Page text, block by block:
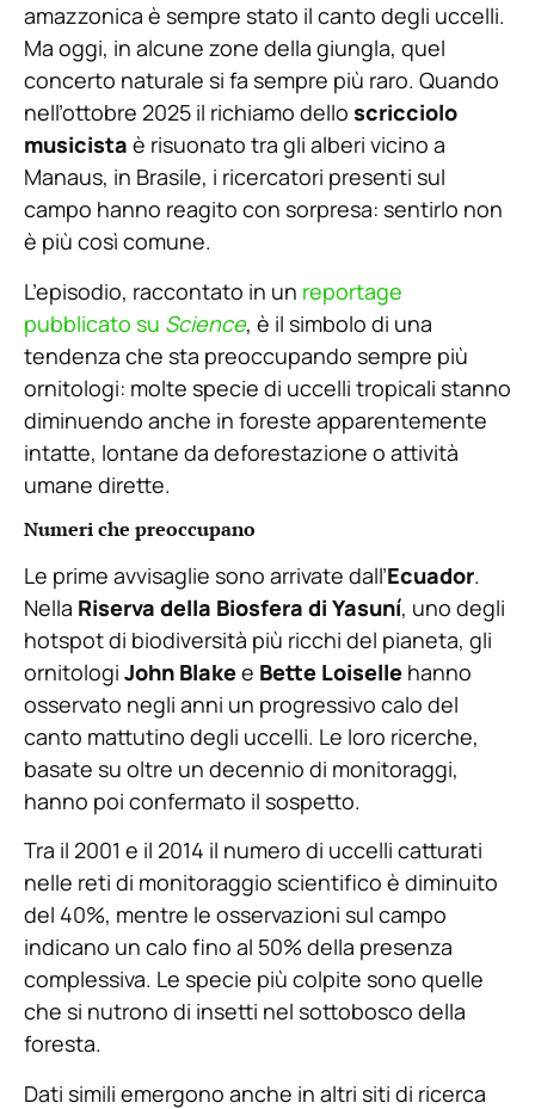
amazzonica è sempre stato il canto degli uccelli.
Ma oggi, in alcune zone della giungla, quel
concerto naturale si fa sempre più raro. Quando
nell’ottobre 2025 il richiamo dello scricciolo
musicista è risuonato tra gli alberi vicino a
Manaus, in Brasile, i ricercatori presenti sul
campo hanno reagito con sorpresa: sentirlo non
è più così comune.
L’episodio, raccontato in un reportage
pubblicato su Science, è il simbolo di una
tendenza che sta preoccupando sempre più
ornitologi: molte specie di uccelli tropicali stanno
diminuendo anche in foreste apparentemente
intatte, lontane da deforestazione o attività
umane dirette.
Numeri che preoccupano
Le prime avvisaglie sono arrivate dall’Ecuador.
Nella Riserva della Biosfera di Yasuní, uno degli
hotspot di biodiversità più ricchi del pianeta, gli
ornitologi John Blakee Bette Loiselle hanno
osservato negli anni un progressivo calo del
canto mattutino degli uccelli. Le loro ricerche,
basate su oltre un decennio di monitoraggi,
hanno poi confermato il sospetto.
Tra il 2001 e il 2014 il numero di uccelli catturati
nelle reti di monitoraggio scientifico è diminuito
del 40%, mentre le osservazioni sul campo
indicano un calo fino al 50% della presenza
complessiva. Le specie più colpite sono quelle
che si nutrono di insetti nel sottobosco della
foresta.
Dati simili emergono anche in altri siti di ricerca